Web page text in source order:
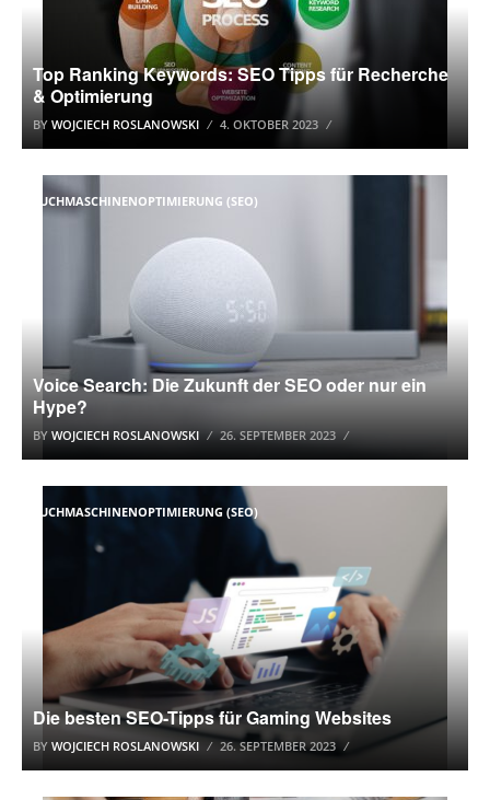
Top Ranking Keywords: SEO Tipps für Recherche
& Optimierung
BY WOJCIECH ROSLANOWSKI 4. OKTOBER 2023
SUCHMASCHINENOPTIMIERUNG (SEO)
Voice Search: Die Zukunft der SEO oder nur ein
Hype?
BY WOJCIECH ROSLANOWSKI 26. SEPTEMBER 2023
SUCHMASCHINENOPTIMIERUNG (SEO)
Die besten SEO-Tipps für Gaming Websites
BY WOJCIECH ROSLANOWSKI 26. SEPTEMBER 2023